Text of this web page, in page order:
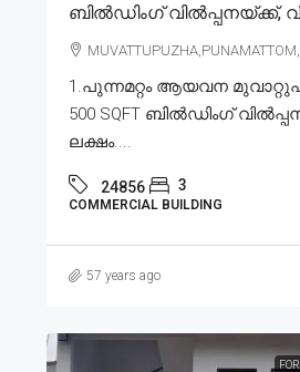
ബിൽഡിംഗ്‌ വിൽപ്പനയ്ക്ക്,
1.പുന്നമറ്റം ആയവന
500 SQFT ബിൽഡിംഗ്‌
ലക്ഷം....
24856 3
COMMERCIAL BUILDING
57 years ago